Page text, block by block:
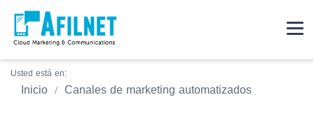
Usted está en:
Inicio Canales de marketing automatizados